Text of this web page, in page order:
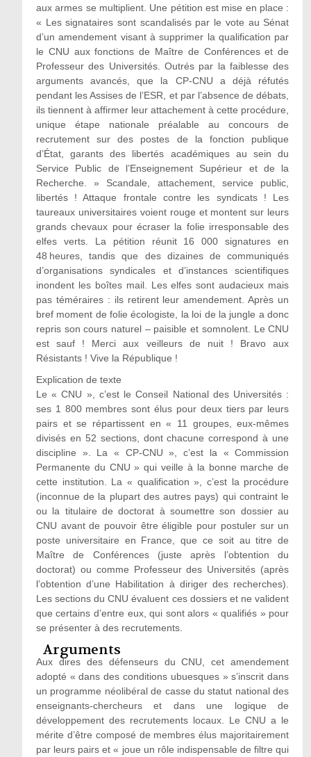
aux armes se multiplient. Une pétition est mise en place :
« Les signataires sont scandalisés par le vote au Sénat
d’un amendement visant à supprimer la qualification par
le CNU aux fonctions de Maître de Conférences et de
Professeur des Universités. Outrés par la faiblesse des
arguments avancés, que la CP-CNU a déjà réfutés
pendant les Assises de l’ESR, et par l’absence de débats,
ils tiennent à affirmer leur attachement à cette procédure,
unique étape nationale préalable au concours de
recrutement sur des postes de la fonction publique
d’État, garants des libertés académiques au sein du
Service Public de l’Enseignement Supérieur et de la
Recherche. » Scandale, attachement, service public,
libertés ! Attaque frontale contre les syndicats ! Les
taureaux universitaires voient rouge et montent sur leurs
grands chevaux pour écraser la folie irresponsable des
elfes verts. La pétition réunit 16 000 signatures en
48 heures, tandis que des dizaines de communiqués
d’organisations syndicales et d’instances scientifiques
inondent les boîtes mail. Les elfes sont audacieux mais
pas téméraires : ils retirent leur amendement. Après un
bref moment de folie écologiste, la loi de la jungle a donc
repris son cours naturel – paisible et somnolent. Le CNU
est sauf ! Merci aux veilleurs de nuit ! Bravo aux
Résistants ! Vive la République !
Explication de texte
Le « CNU », c’est le Conseil National des Universités :
ses 1 800 membres sont élus pour deux tiers par leurs
pairs et se répartissent en « 11 groupes, eux-mêmes
divisés en 52 sections, dont chacune correspond à une
discipline ». La « CP-CNU », c’est la « Commission
Permanente du CNU » qui veille à la bonne marche de
cette institution. La « qualification », c’est la procédure
(inconnue de la plupart des autres pays) qui contraint le
ou la titulaire de doctorat à soumettre son dossier au
CNU avant de pouvoir être éligible pour postuler sur un
poste universitaire en France, que ce soit au titre de
Maître de Conférences (juste après l’obtention du
doctorat) ou comme Professeur des Universités (après
l’obtention d’une Habilitation à diriger des recherches).
Les sections du CNU évaluent ces dossiers et ne valident
que certains d’entre eux, qui sont alors « qualifiés » pour
se présenter à des recrutements.
Arguments
Aux dires des défenseurs du CNU, cet amendement
adopté « dans des conditions ubuesques » s’inscrit dans
un programme néolibéral de casse du statut national des
enseignants-chercheurs et dans une logique de
développement des recrutements locaux. Le CNU a le
mérite d’être composé de membres élus majoritairement
par leurs pairs et « joue un rôle indispensable de filtre qui